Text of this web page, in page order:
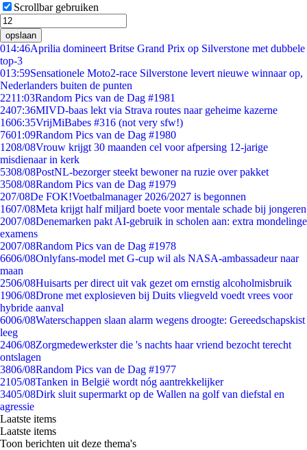
Scrollbar gebruiken
opslaan
014:46Aprilia domineert Britse Grand Prix op Silverstone met dubbele
top-3
013:59Sensationele Moto2-race Silverstone levert nieuwe winnaar op,
Nederlanders buiten de punten
2211:03Random Pics van de Dag #1981
2407:36MIVD-baas lekt via Strava routes naar geheime kazerne
1606:35VrijMiBabes #316 (not very sfw!)
7601:09Random Pics van de Dag #1980
1208/08Vrouw krijgt 30 maanden cel voor afpersing 12-jarige
misdienaar in kerk
5308/08PostNL-bezorger steekt bewoner na ruzie over pakket
3508/08Random Pics van de Dag #1979
207/08De FOK!Voetbalmanager 2026/2027 is begonnen
1607/08Meta krijgt half miljard boete voor mentale schade bij jongeren
2007/08Denemarken pakt AI-gebruik in scholen aan: extra mondelinge
examens
2007/08Random Pics van de Dag #1978
6606/08Onlyfans-model met G-cup wil als NASA-ambassadeur naar
maan
2506/08Huisarts per direct uit vak gezet om ernstig alcoholmisbruik
1906/08Drone met explosieven bij Duits vliegveld voedt vrees voor
hybride aanval
6006/08Waterschappen slaan alarm wegens droogte: Gereedschapskist
leeg
2406/08Zorgmedewerkster die 's nachts haar vriend bezocht terecht
ontslagen
3806/08Random Pics van de Dag #1977
2105/08Tanken in België wordt nóg aantrekkelijker
3405/08Dirk sluit supermarkt op de Wallen na golf van diefstal en
agressie
Laatste items
Laatste items
Toon berichten uit deze thema's